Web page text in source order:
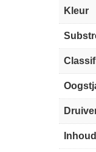
DOCG.
della
Classico
aantal
Kleur
Inhoud